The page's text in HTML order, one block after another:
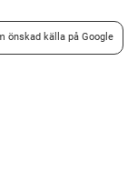
önskad källa på Google